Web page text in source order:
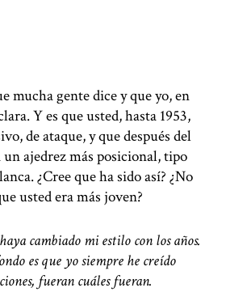
mucha gente dice y que yo, en
Y es que usted, hasta 1953,
de ataque, y que después del
ajedrez más posicional, tipo
¿Cree que ha sido así? ¿No
usted era más joven?
cambiado mi estilo con los años.
es que yo siempre he creído
fueran cuáles fueran.